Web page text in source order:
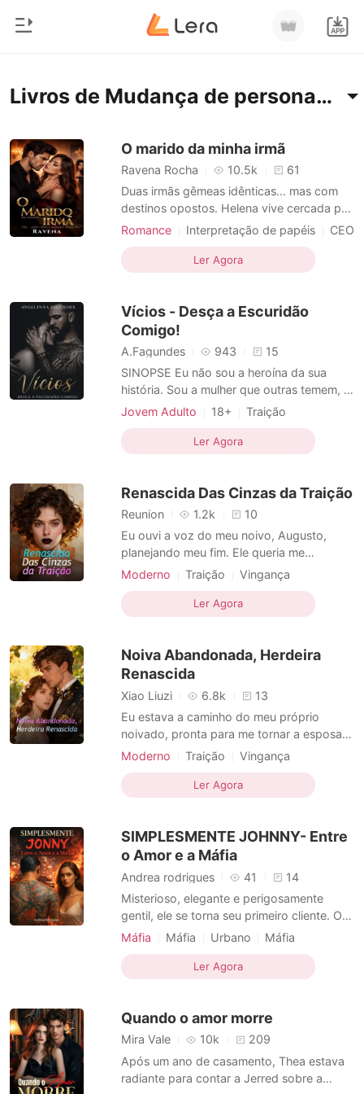
Histórico
Sair
Início
Moderno
Lobisomem
Contos
Ranking
Contos Curtos
Livros de Mudança de personalidade
O marido da minha irmã
Ravena Rocha 10.5k
61
Duas irmãs gêmeas idênticas... mas com
destinos opostos. Helena vive cercada por
luxo, casada com um homem milionário,
vive reclusa, longe de tudo e de todos,
escondida em uma vida simples, marcada
as une é a família
Romance Interpretação de papéis
CEO
Medrosa
Urbano
Casamento por contrato
Cinderela
Mudança de personalidade
Romance
Ler Agora
Vícios - Desça a Escuridão
Comigo!
A.Fagundes 943
15
SINOPSE Eu não sou a heroína da sua
história. Sou a mulher que outras temem, a
que toma o que quer e não pede
como única forma de sobrevivência. Não
O que você vai enco
Jovem Adulto 18+
Traição
Escravos sexuais
Paixão / Erótica
Arrogante / Dominante
Dominante
Mudança de personalidade
Tema-Erótica
Ler Agora
Renascida Das Cinzas da Traição
Reunion 1.2k
10
Eu ouvi a voz do meu noivo, Augusto,
planejando meu fim. Ele queria me
desfigurar, me envenenar para me tornar
para me substituir por sua amante, Rebeca,
e seu filho secreto, Oliver. Ele me queria
não faria pergunt
Moderno Traição
Vingança
Conspiração
Vingança
Mudança de personalidade
Ler Agora
Noiva Abandonada, Herdeira
Renascida
Xiao Liuzi 6.8k
13
Eu estava a caminho do meu próprio
noivado, pronta para me tornar a esposa
de Rodolfo De Melo. Mas a festa não era
dele com Susana, minha rival, que estava
grávida do seu herdeiro. Na frente de
sugeriu que minha filha
Moderno Traição
Vingança
Mudança de personalidade
Vingança
Mudança de personalidade
Ler Agora
SIMPLESMENTE JOHNNY- Entre
o Amor e a Máfia
Andrea rodrigues 41
14
Misterioso, elegante e perigosamente
gentil, ele se torna seu primeiro cliente. O
que começa como um encontro
e impossível de ignorar. Johnny é um
homem poderoso, envolto em segredos,
escondem muito mais do que ela imag
Máfia Máfia Urbano
Máfia
Amor a primeira vista
Dominante
Obsessão
Mudança de personalidade
Ler Agora
Quando o amor morre
Mira Vale 10k
209
Após um ano de casamento, Thea estava
radiante para contar a Jerred sobre a